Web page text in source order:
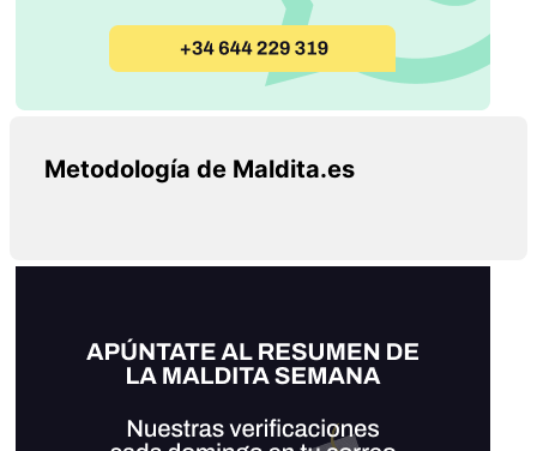
Metodología de Maldita.es